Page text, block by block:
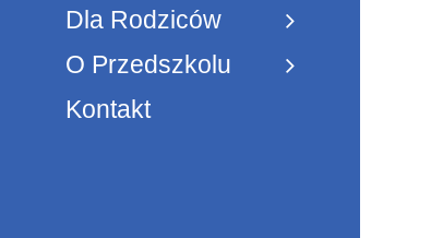
Dla Rodziców
O Przedszkolu
Kontakt